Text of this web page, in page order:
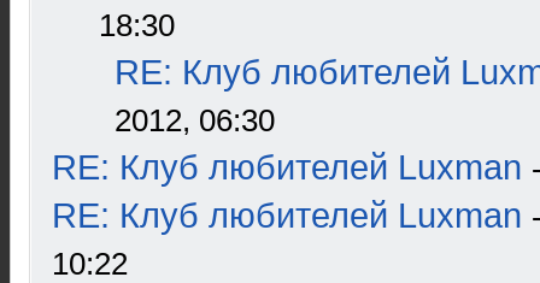
18:30
RE: Клуб любителей
2012, 06:30
RE: Клуб любителей Luxman
RE: Клуб любителей Luxman
10:22